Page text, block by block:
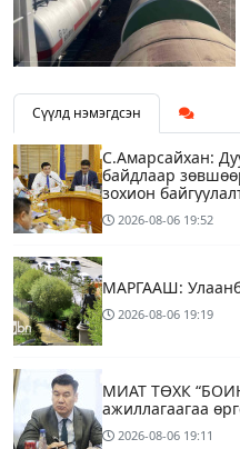
Сүүлд нэмэгдсэн
С.Амарсайхан:
байдлаар
зохион
2026-08-06 19:52
МАРГААШ:
2026-08-06 19:19
МИАТ ТӨХК
ажиллагаагаа
2026-08-06 19:11